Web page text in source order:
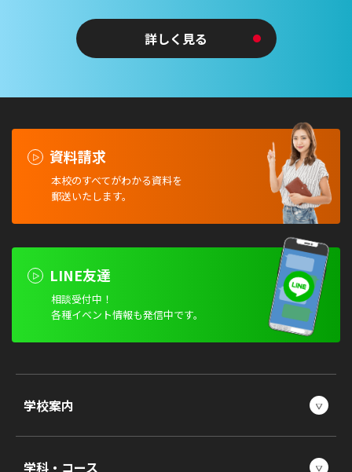
詳しく見る
資料請求
本校のすべてがわかる資料を
郵送いたします。
LINE友達
相談受付中！
各種イベント情報も発信中です。
学校案内
学科・コース